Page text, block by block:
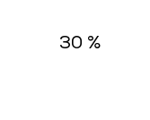
30 %